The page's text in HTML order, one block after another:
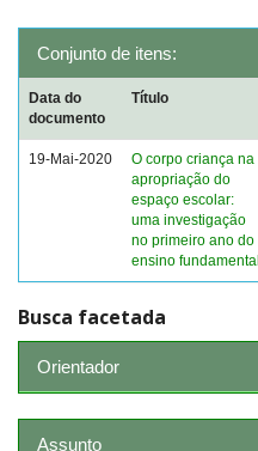
Conjunto de itens:
Data do
documento
Título
19-Mai-2020
O corpo criança na
apropriação do
espaço escolar:
uma investigação
no primeiro ano do
ensino fundamental
Busca facetada
Orientador
Assunto